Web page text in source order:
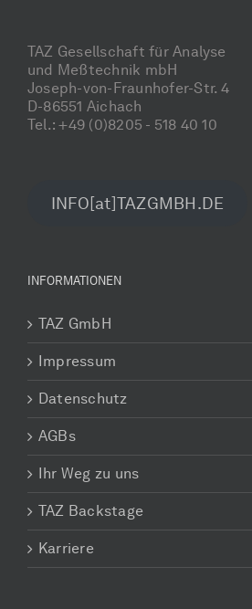
TAZ Gesellschaft für Analyse
und Meßtechnik mbH
Joseph-von-Fraunhofer-Str. 4
D-86551 Aichach
Tel.: +49 (0)8205 - 518 40 10
INFO[at]TAZGMBH.DE
INFORMATIONEN
TAZ GmbH
Impressum
Datenschutz
AGBs
Ihr Weg zu uns
TAZ Backstage
Karriere